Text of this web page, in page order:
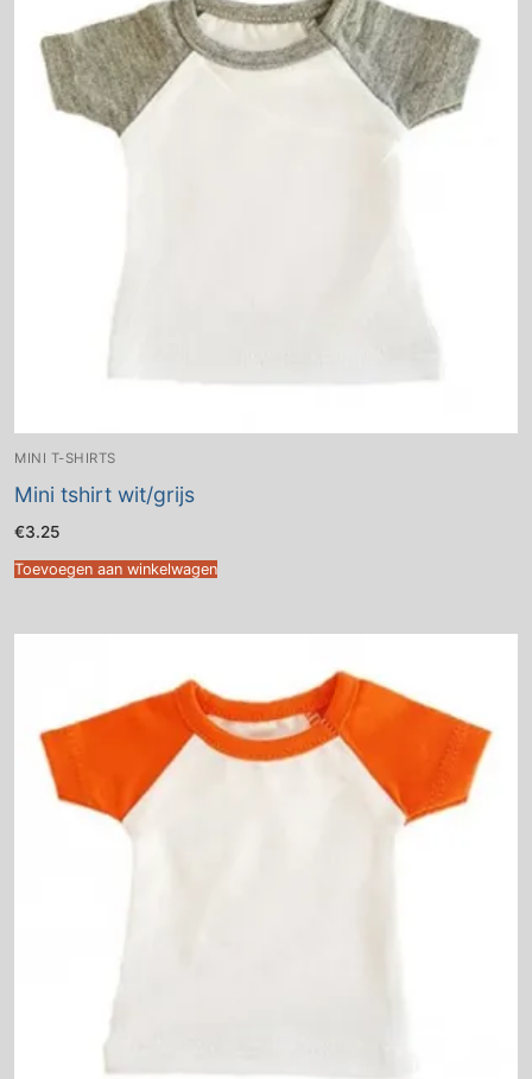
MINI T-SHIRTS
Mini tshirt wit/grijs
€3.25
Toevoegen aan winkelwagen